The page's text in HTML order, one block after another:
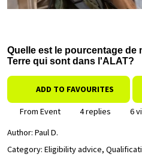
Quelle est le pourcentage de
Terre qui sont dans l'ALAT?
ADD TO FAVOURITES
From Event 4 replies
6
Author: Paul D.
Category: Eligibility advice,